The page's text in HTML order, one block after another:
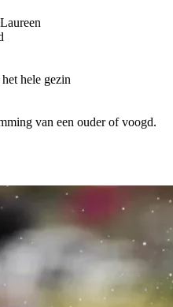
hele gezin
van een ouder of voogd.